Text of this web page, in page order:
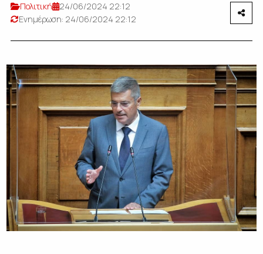
Πολιτική
24/06/2024 22:12
Ενημέρωση: 24/06/2024 22:12